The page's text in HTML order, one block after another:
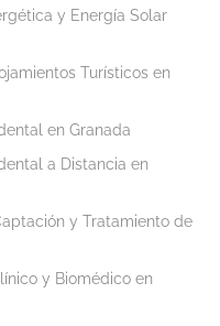
y Energía Solar
Turísticos en
en Granada
a Distancia en
y Tratamiento de
y Biomédico en